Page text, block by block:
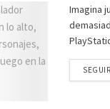
Imagina